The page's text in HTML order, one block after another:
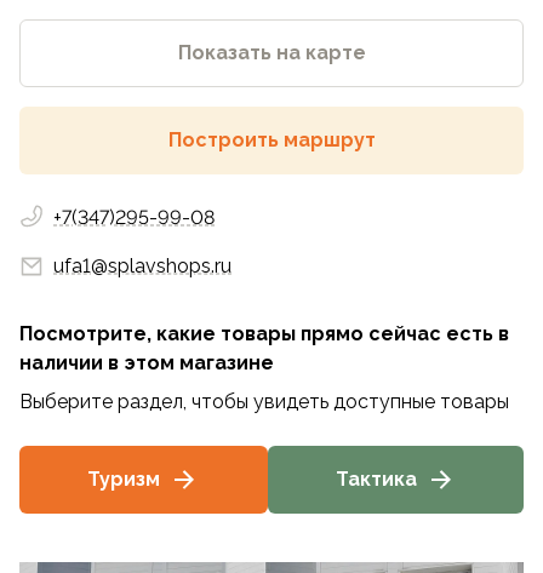
Показать на карте
Построить маршрут
+7(347)295-99-08
ufa1@splavshops.ru
Посмотрите, какие товары прямо сейчас есть в
наличии в этом магазине
Выберите раздел, чтобы увидеть доступные товары
Туризм Тактика